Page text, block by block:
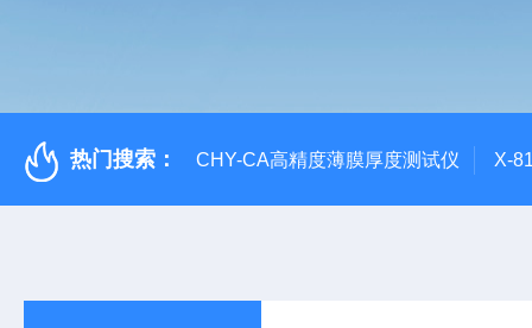
热门搜索： CHY-CA高精度薄膜厚度测试仪 X-